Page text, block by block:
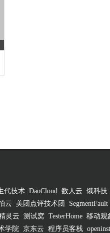
代技术 DaoCloud 数人云 饿科技
云 美团点评技术团
SegmentFault
灵云 测试窝 TesterHome 移动观
学院 京东云 程序员客栈